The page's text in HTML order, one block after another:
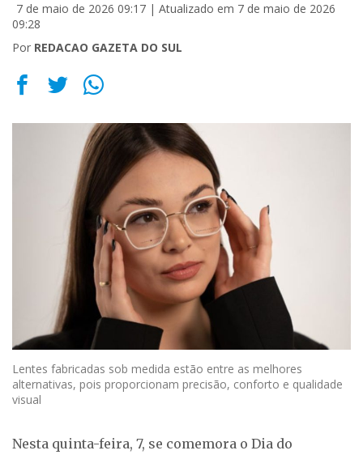
7 de maio de 2026 09:17 | Atualizado em 7 de maio de 2026
09:28
Por REDACAO GAZETA DO SUL
Lentes fabricadas sob medida estão entre as melhores
alternativas, pois proporcionam precisão, conforto e qualidade
visual
Nesta quinta-feira, 7, se comemora o Dia do